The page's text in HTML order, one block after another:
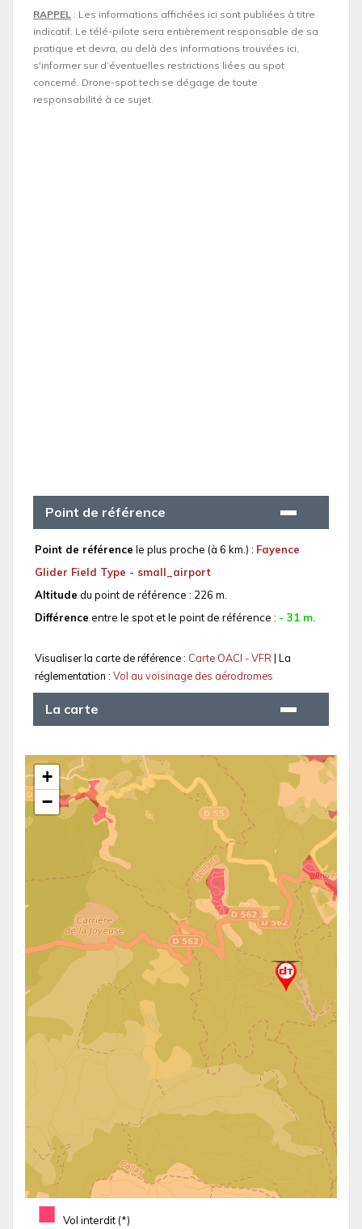
RAPPEL : Les informations affichées ici sont publiées à titre
indicatif. Le télé-pilote sera entièrement responsable de sa
pratique et devra, au delà des informations trouvées ici,
s'informer sur d’éventuelles restrictions liées au spot
concerné. Drone-spot.tech se dégage de toute
responsabilité à ce sujet.
Point de référence
Point de référence le plus proche (à 6 km.) : Fayence
Glider Field Type - small_airport
Altitude du point de référence : 226 m.
Différence entre le spot et le point de référence : - 31 m.
Visualiser la carte de référence : Carte OACI - VFR| La
réglementation : Vol au voisinage des aérodromes
La carte
■ Vol interdit (*)